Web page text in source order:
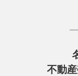
不動